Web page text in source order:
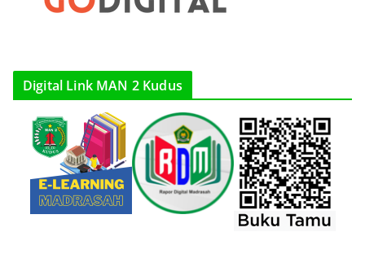
Digital Link MAN 2 Kudus